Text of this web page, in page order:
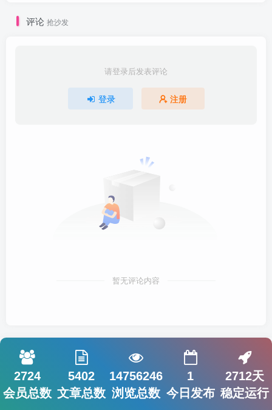
评论 抢沙发
请登录后发表评论
登录 注册
暂无评论内容
2724
会员总数
5402
文章总数
14756246
浏览总数
1
今日发布
2712天
稳定运行